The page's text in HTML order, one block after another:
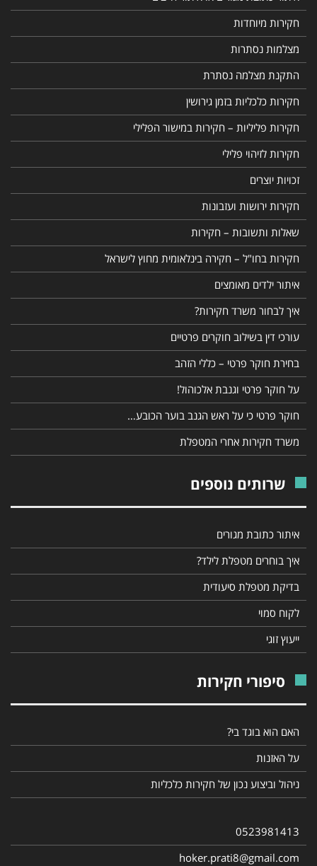
חקירות מיוחדות
מצלמות נסתרות
התקנת מצלמה נסתרת
חקירות כלכליות בזמן גירושין
חקירות פליליות – חקירות במישור הפלילי
חקירות לזיהוי פלילי
זכויות יוצרים
חקירות ירושות ועזבונות
שאלות ותשובות – חקירות
חקירות בחו"ל – חקירה בינלאומית מחוץ לישראל
איתור ילדים מאומצים
איך לבחור משרד חקירות?
עורכי דין בשילוב חוקרים פרטיים
בחירת חוקר פרטי – כללי הזהב
על חוקר פרטי וגנבת אלכוהול!
חוקר פרטי כי על ראש הגנב בוער הכובע…
משרד חקירות אחרי המטפלת
שרותים נוספים
איתור כתובת מגורים
איך בוחרים מטפלת לילד?
בדיקת מטפלת סיעודית
לקוח סמוי
ייעוץ זוגי
סיפורי חקירות
האם הוא בוגד בי?
על האזנות
ניהול וביצוע נכון של חקירות כלכליות
0523981413
hoker.prati8@gmail.com